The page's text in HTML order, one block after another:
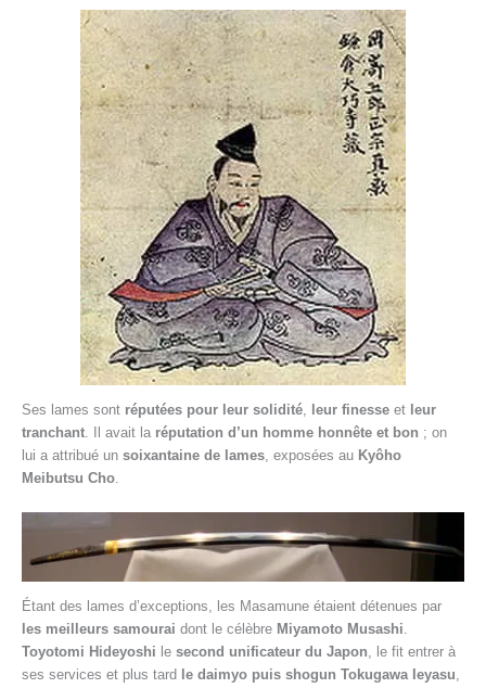
Ses lames sont réputées pour leur solidité, leur finesse et leur
tranchant. Il avait la réputation d’un homme honnête et bon ; on
lui a attribué un soixantaine de lames, exposées au Kyôho
Meibutsu Cho.
Étant des lames d’exceptions, les Masamune étaient détenues par
les meilleurs samourai dont le célèbre Miyamoto Musashi.
Toyotomi Hideyoshi le second unificateur du Japon, le fit entrer à
ses services et plus tard le daimyo puis shogun Tokugawa Ieyasu,